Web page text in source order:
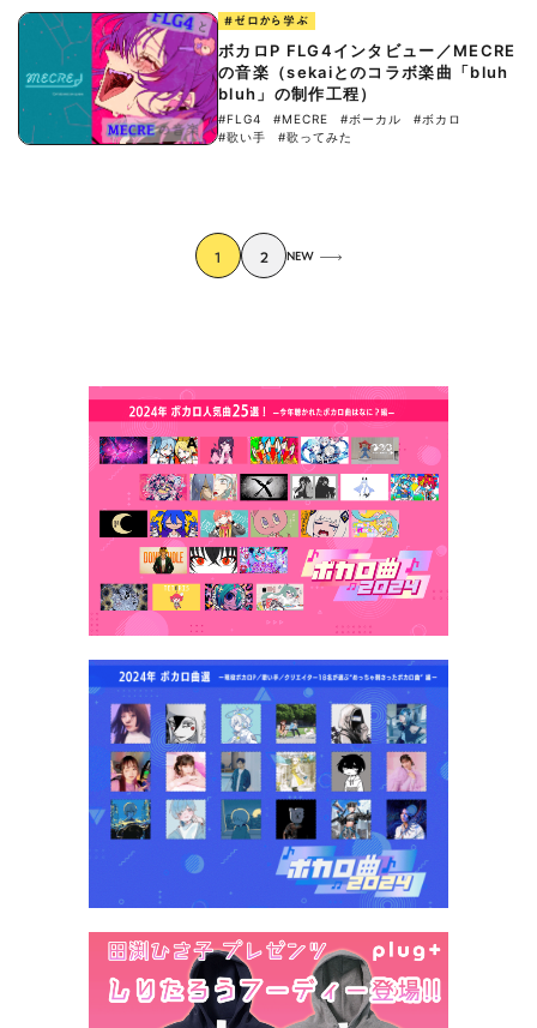
#ゼロから学ぶ
ボカロP FLG4インタビュー／MECRE
の音楽（sekaiとのコラボ楽曲「bluh
bluh」の制作工程）
#FLG4 #MECRE #ボーカル
#ボカロ
#歌い手
#歌ってみた
1 2 NEW